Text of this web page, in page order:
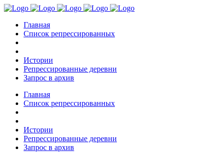
Главная
Список репрессированных
Истории
Репрессированные деревни
Запрос в архив
Главная
Список репрессированных
Истории
Репрессированные деревни
Запрос в архив